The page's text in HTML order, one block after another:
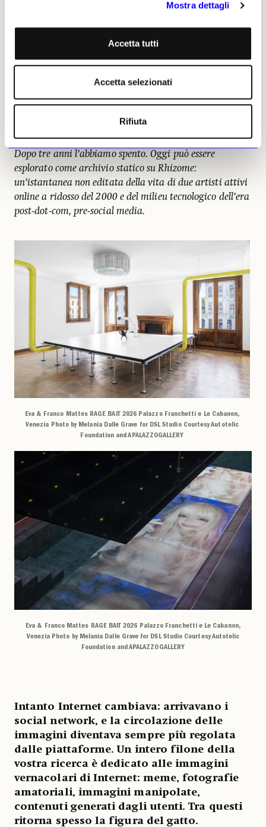
Mostra dettagli
Accetta tutti
Accetta selezionati
Rifiuta
sharing», suggerendo che la vita fosse ormai
inestricabilmente intrecciata con la cultura digitale e la
tanto mettere in scena noi stessi quanto rendere
trasparente l’infrastruttura della nostra esistenza
digitale. Il computer era già diventato il luogo in cui
costruivamo relazioni. Condividere il computer
significava condividere la vita.
Dopo tre anni l’abbiamo spento. Oggi può essere
esplorato come archivio statico su Rhizome:
un’istantanea non editata della vita di due artisti attivi
online a ridosso del 2000 e del milieu tecnologico dell’era
post-dot-com, pre-social media.
Eva & Franco Mattes RAGE BAIT 2026 Palazzo Franchetti e Le Cabanon,
Venezia Photo by Melania Dalle Grave for DSL Studio Courtesy Autotelic
Foundation and APALAZZOGALLERY
Eva & Franco Mattes RAGE BAIT 2026 Palazzo Franchetti e Le Cabanon,
Venezia Photo by Melania Dalle Grave for DSL Studio Courtesy Autotelic
Foundation and APALAZZOGALLERY
Intanto Internet cambiava: arrivavano i
social network, e la circolazione delle
immagini diventava sempre più regolata
dalle piattaforme. Un intero filone della
vostra ricerca è dedicato alle immagini
vernacolari di Internet: meme, fotografie
amatoriali, immagini manipolate,
contenuti generati dagli utenti. Tra questi
ritorna spesso la figura del gatto.